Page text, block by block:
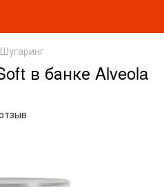
Шугаринг
в банке Alveola